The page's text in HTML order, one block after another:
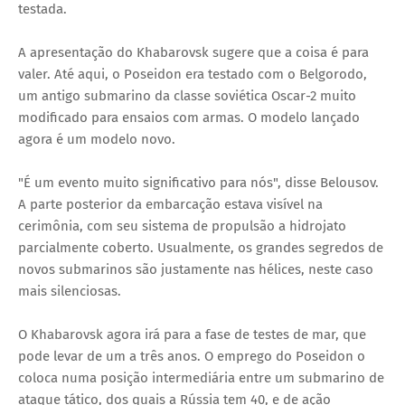
testada.
A apresentação do Khabarovsk sugere que a coisa é para
valer. Até aqui, o Poseidon era testado com o Belgorodo,
um antigo submarino da classe soviética Oscar-2 muito
modificado para ensaios com armas. O modelo lançado
agora é um modelo novo.
"É um evento muito significativo para nós", disse Belousov.
A parte posterior da embarcação estava visível na
cerimônia, com seu sistema de propulsão a hidrojato
parcialmente coberto. Usualmente, os grandes segredos de
novos submarinos são justamente nas hélices, neste caso
mais silenciosas.
O Khabarovsk agora irá para a fase de testes de mar, que
pode levar de um a três anos. O emprego do Poseidon o
coloca numa posição intermediária entre um submarino de
ataque tático, dos quais a Rússia tem 40, e de ação